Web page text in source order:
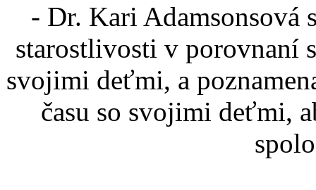
- Dr. Kari Adamsonsová
starostlivosti v porovnaní
svojimi deťmi, a
času so svojimi deťmi,